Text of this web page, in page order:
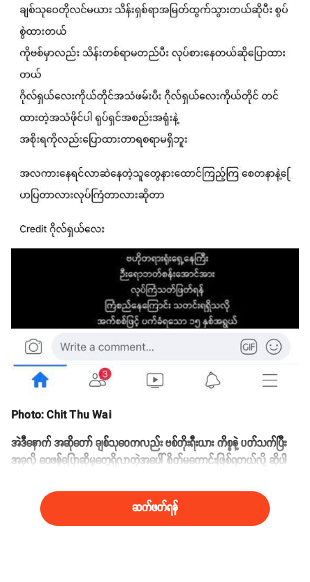
Photo: Chit Thu Wai
အဲဒီနောက် အဆိုတော် ချစ်သုဝေကလည်း ဗစ်တိုးရီးယား ကိစ္စနဲ့ ပတ်သက်ပြီး
အခုလို ဝေဖန်ပြောဆိုမှုတွေရှိလာတဲ့အပေါ် စိတ်မကောင်းဖြစ်ရတယ်လို့ ဆိုပါ
ဆက်ဖတ်ရန်